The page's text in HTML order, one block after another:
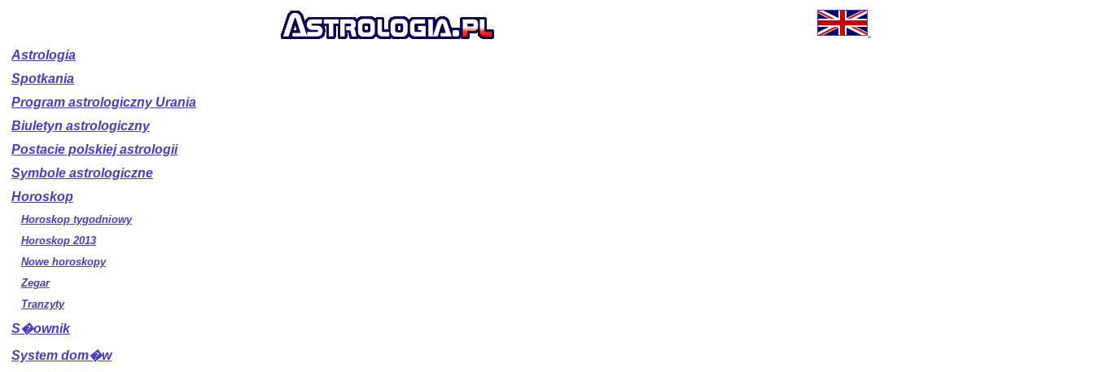
Astrologia
Spotkania
Program astrologiczny Urania
Biuletyn astrologiczny
Postacie polskiej astrologii
Symbole astrologiczne
Horoskop
Horoskop tygodniowy
Horoskop 2013
Nowe horoskopy
Zegar
Tranzyty
S�ownik
System dom�w